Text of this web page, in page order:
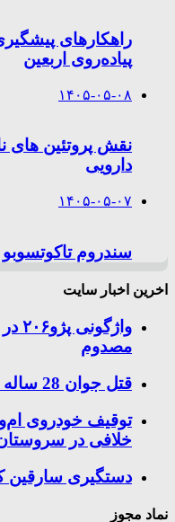
راهکارهای
پیاده‌روی اربعین
۱۴۰۵-۰۵-۰۸
نقش پروتئین های
دارویی
۱۴۰۵-۰۵-۰۷
سندروم
اخرین اخبار سایت
مصدوم
قتل جوان 28 ساله توسط قاتل 15 ساله در کازرون
خلافی در
دستگیری سارقین
نماد مجوز